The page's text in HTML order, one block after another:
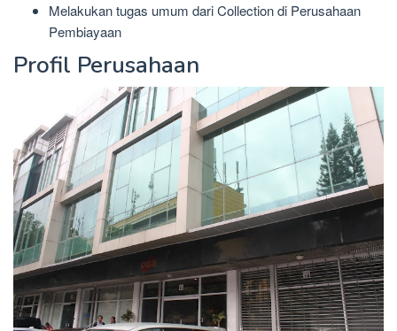
Melakukan tugas umum dari Collection di Perusahaan
Pembiayaan
Profil Perusahaan